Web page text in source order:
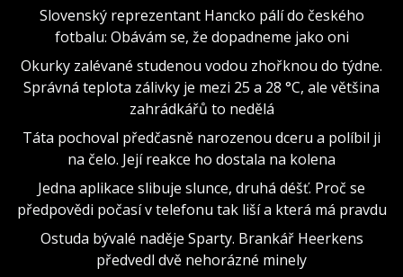
Slovenský reprezentant Hancko pálí do českého
fotbalu: Obávám se, že dopadneme jako oni
Okurky zalévané studenou vodou zhořknou do týdne.
Správná teplota zálivky je mezi 25 a 28 °C, ale většina
zahrádkářů to nedělá
Táta pochoval předčasně narozenou dceru a políbil ji
na čelo. Její reakce ho dostala na kolena
Jedna aplikace slibuje slunce, druhá déšť. Proč se
předpovědi počasí v telefonu tak liší a která má pravdu
Ostuda bývalé naděje Sparty. Brankář Heerkens
předvedl dvě nehorázné minely